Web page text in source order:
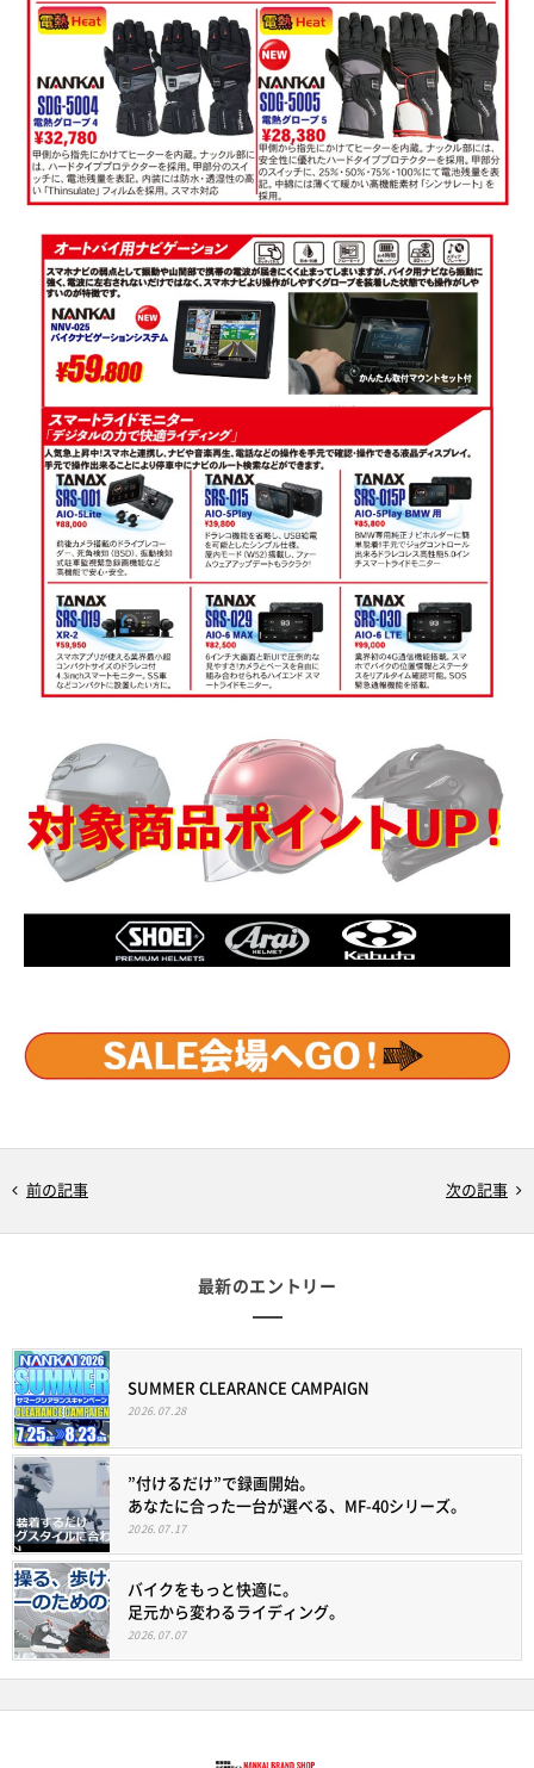
前の記事 次の記事
最新のエントリー
SUMMER CLEARANCE CAMPAIGN
2026.07.28
”付けるだけ”で録画開始。
あなたに合った一台が選べる、MF-40シリーズ。
2026.07.17
バイクをもっと快適に。
足元から変わるライディング。
2026.07.07